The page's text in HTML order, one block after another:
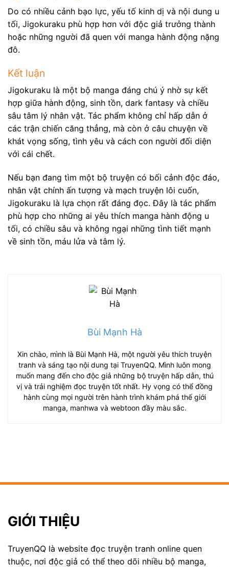
Do có nhiều cảnh bạo lực, yếu tố kinh dị và nội dung u
tối, Jigokuraku phù hợp hơn với độc giả trưởng thành
hoặc những người đã quen với manga hành động nặng
đô.
Kết luận
Jigokuraku là một bộ manga đáng chú ý nhờ sự kết
hợp giữa hành động, sinh tồn, dark fantasy và chiều
sâu tâm lý nhân vật. Tác phẩm không chỉ hấp dẫn ở
các trận chiến căng thẳng, mà còn ở câu chuyện về
khát vọng sống, tình yêu và cách con người đối diện
với cái chết.
Nếu bạn đang tìm một bộ truyện có bối cảnh độc đáo,
nhân vật chính ấn tượng và mạch truyện lôi cuốn,
Jigokuraku là lựa chọn rất đáng đọc. Đây là tác phẩm
phù hợp cho những ai yêu thích manga hành động u
tối, có chiều sâu và không ngại những tình tiết mạnh
về sinh tồn, máu lửa và tâm lý.
Bùi Mạnh Hà
Xin chào, mình là Bùi Mạnh Hà, một người yêu thích truyện
tranh và sáng tạo nội dung tại TruyenQQ. Mình luôn mong
muốn mang đến cho độc giả những bộ truyện hấp dẫn, thú
vị và trải nghiệm đọc truyện tốt nhất. Hy vọng có thể đồng
hành cùng mọi người trên hành trình khám phá thế giới
manga, manhwa và webtoon đầy màu sắc.
GIỚI THIỆU
TruyenQQ là website đọc truyện tranh online quen
thuộc, nơi độc giả có thể theo dõi nhiều bộ manga,